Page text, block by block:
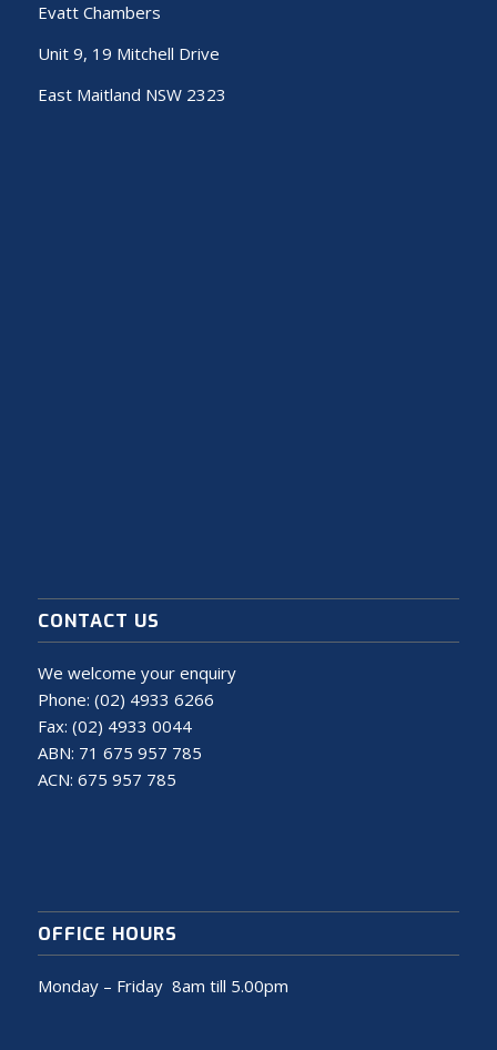
Evatt Chambers
Unit 9, 19 Mitchell Drive
East Maitland NSW 2323
CONTACT US
We welcome your enquiry
Phone: (02) 4933 6266
Fax: (02) 4933 0044
ABN: 71 675 957 785
ACN: 675 957 785
OFFICE HOURS
Monday – Friday 8am till 5.00pm